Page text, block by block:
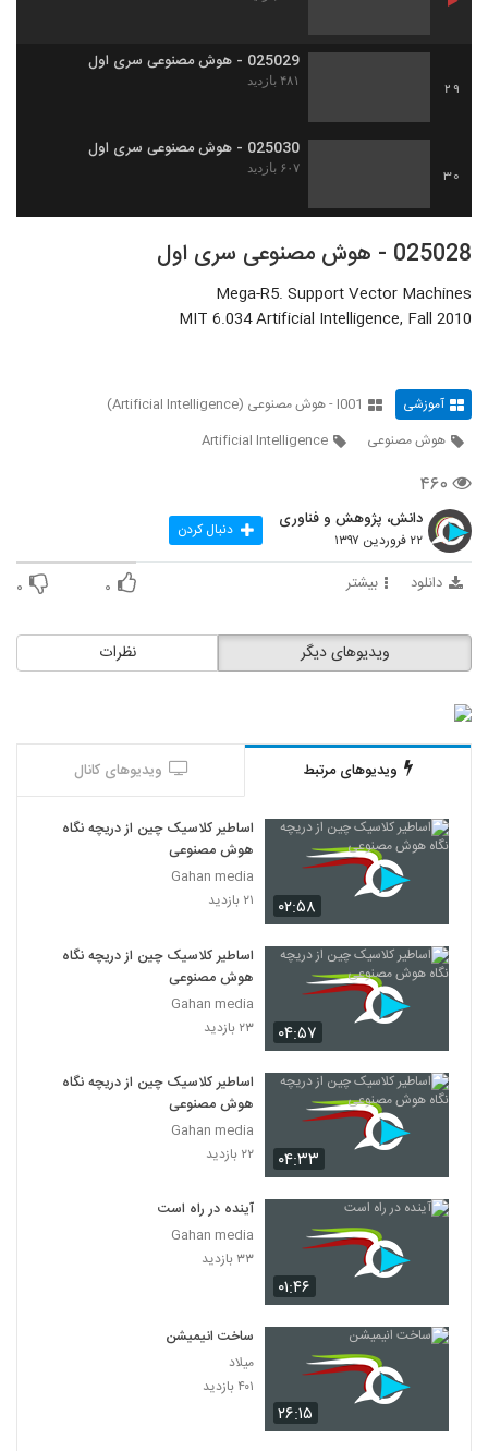
29
025029 - هوش مصنوعی سری اول
۴۸۱ بازدید
30
025030 - هوش مصنوعی سری اول
۶۰۷ بازدید
025028 - هوش مصنوعی سری اول
Mega-R5. Support Vector Machines
MIT 6.034 Artificial Intelligence, Fall 2010
آموزشی
I001 - هوش مصنوعی (Artificial Intelligence)
هوش مصنوعی
Artificial Intelligence
۴۶۰
دانش، پژوهش و فناوری
۲۲ فروردین ۱۳۹۷ دنبال کردن
دانلود بیشتر ۰ ۰
نظرات ویدیوهای دیگر
ویدیوهای مرتبط ویدیوهای کانال
۰۲:۵۸
اساطیر کلاسیک چین از دریچه نگاه
هوش مصنوعی
Gahan media
۲۱ بازدید
۰۴:۵۷
اساطیر کلاسیک چین از دریچه نگاه
هوش مصنوعی
Gahan media
۲۳ بازدید
۰۴:۳۳
اساطیر کلاسیک چین از دریچه نگاه
هوش مصنوعی
Gahan media
۲۲ بازدید
۰۱:۴۶
آینده در راه است
Gahan media
۳۳ بازدید
۲۶:۱۵
ساخت انیمیشن
میلاد
۴۰۱ بازدید